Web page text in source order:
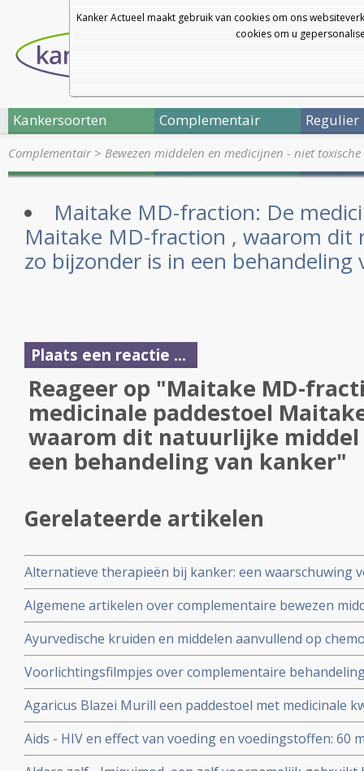
Kanker Actueel maakt gebruik van cookies om ons
cookies om u
Kankersoorten Complementair Regulier
Complementair> Bewezen middelen en medicijnen - niet
Maitake MD-fraction: De
Maitake MD-fraction , waarom dit
zo bijzonder is in een behandeling
Plaats een reactie ...
Reageer op "Maitake MD-
medicinale paddestoel
waarom dit natuurlijke middel
een behandeling van kanker"
Gerelateerde artikelen
Alternatieve therapieën bij kanker: een waarschuwing
Algemene artikelen over complementaire bewezen
Ayurvedische kruiden en middelen aanvullend op
bijwerkingen zoals vermoeidheid, overgeven en
chemotherapie bij kankerpatiënten met verschillende
stadium, orgaan enz.
Voorlichtingsfilmpjes over complementaire
voedingsuppletie als preventie en aanvullende
Agaricus Blazei Murill een paddestoel met medicinale
Aids - HIV en effect van voeding en voedingstoffen: 60
vitamine A per dag gegeven aan kinderen besmet met